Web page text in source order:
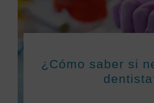
¿Cómo saber si